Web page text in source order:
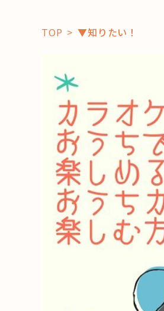
「コト」
子育て
おすすめ
スポット
「場」
HAREL
TOP ▼知りたい！